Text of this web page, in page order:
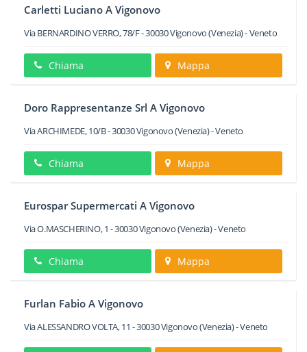
Carletti Luciano A Vigonovo
Via BERNARDINO VERRO, 78/F-30030Vigonovo(Venezia) -Veneto
Chiama Mappa
Doro Rappresentanze Srl A Vigonovo
Via ARCHIMEDE, 10/B-30030Vigonovo(Venezia) -Veneto
Chiama Mappa
Eurospar Supermercati A Vigonovo
Via O.MASCHERINO, 1 -30030Vigonovo(Venezia) -Veneto
Chiama Mappa
Furlan Fabio A Vigonovo
Via ALESSANDRO VOLTA, 11 -30030Vigonovo(Venezia) -Veneto